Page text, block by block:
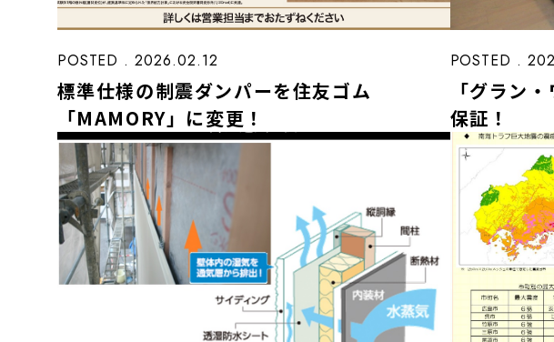
POSTED . 2026.02.12
標準仕様の制震ダンパーを住友ゴム
「MAMORY」に変更！
POSTED .
「グラン
保証！